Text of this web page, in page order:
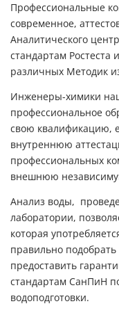
Профессиональные
современное,
Аналитического
стандартам Ростеста
различных Методик
Инженеры-химики
профессиональное
свою квалификацию,
внутреннюю
профессиональных
внешнюю
Анализ воды,
лаборатории,
которая
правильно
предоставить
стандартам СанПиН
водоподготовки.